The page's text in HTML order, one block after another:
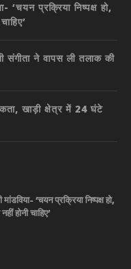
प्रक्रिया निष्पक्ष हो,
संगीता ने वापस ली तलाक की
खाड़ी क्षेत्र में 24 घंटे
‘चयन प्रक्रिया निष्पक्ष हो,
होनी चाहिए’